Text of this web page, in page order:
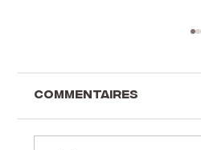
Commentaires